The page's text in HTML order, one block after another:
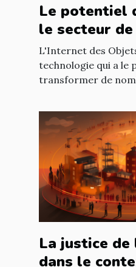
Le potentiel
le secteur
L'Internet des
technologie qui a le
transformer de
La justice
dans le